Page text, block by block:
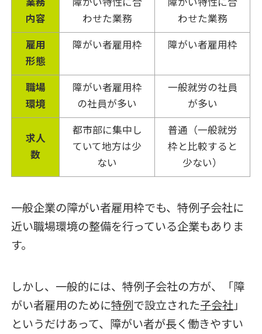
業務
内容
障がい特性に合
わせた業務
障がい特性に合
わせた業務
雇用
形態
障がい者雇用枠 障がい者雇用枠
職場
環境
障がい者雇用枠
の社員が多い
一般就労の社員
が多い
求人
数
都市部に集中し
ていて地方は少
ない
普通（一般就労
枠と比較すると
少ない）
一般企業の障がい者雇用枠でも、特例子会社に
近い職場環境の整備を行っている企業もありま
す。
しかし、一般的には、特例子会社の方が、「障
がい者雇用のために特例 で設立された子会社 」
というだけあって、障がい者が長く働きやすい